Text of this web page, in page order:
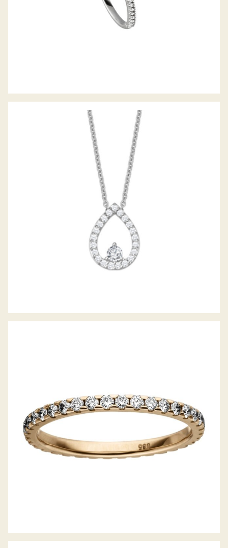
DIAMANTCOLLIER LUNA